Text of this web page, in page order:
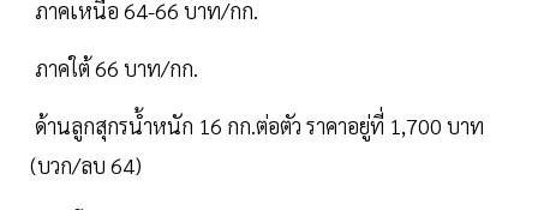
ภาคเหนือ 64-66 บาท/กก.
ภาคใต้ 66 บาท/กก.
ด้านลูกสุกรน้ำหนัก 16 กก.ต่อตัว ราคาอยู่ที่ 1,700 บาท
(บวก/ลบ 64)